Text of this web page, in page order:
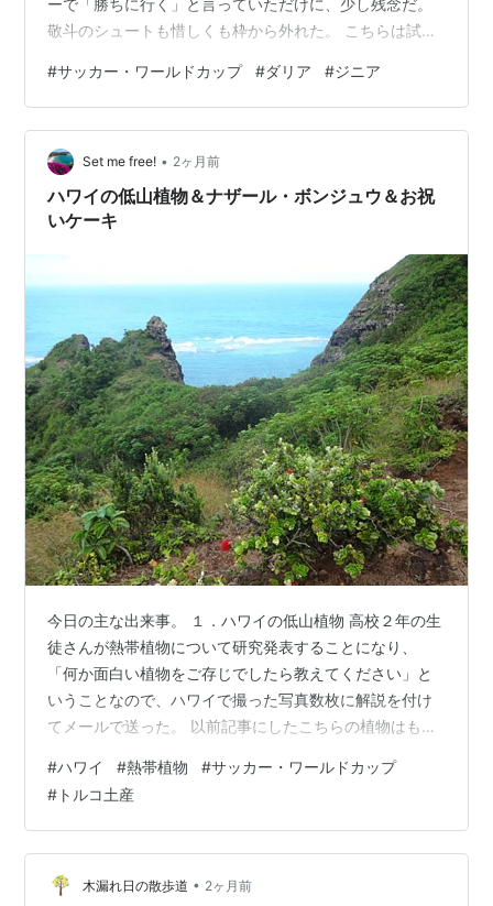
ーで「勝ちに行く」と言っていただけに、少し残念だ。
敬斗のシュートも惜しくも枠から外れた。 こちらは試合
の対戦相手はCグループ１位のブラジル。う～ん、いきな
りかあ。勝てないとは決して言わないけれど、簡単に勝
てるチームではないのは明らか。 試合開始は日本時間の
３０日（火）の深夜２時！朝型人間のわたしにはこのタ
イミングきつすぎる～。２９日は塾の仕事が終わって帰
宅するのは夜の９時近く。それから急いでシ…
#サッカー・ワールドカップ #ダリア #ジニア
Set me free! • 2ヶ月前
ハワイの低山植物＆ナザール・ボンジュウ＆お祝
いケーキ
今日の主な出来事。 １．ハワイの低山植物 高校２年の生
徒さんが熱帯植物について研究発表することになり、
「何か面白い植物をご存じでしたら教えてください」と
いうことなので、ハワイで撮った写真数枚に解説を付け
てメールで送った。 以前記事にしたこちらの植物はもち
グライオン・ハイキングで見つけた植物の写真も送っ
た。 まずは、オクトパス・ツリー。 オーストラリアおよ
びニューギニア原産で、ウコギ科シェフレラ属の常緑中
高木。樹上で放射状に飛び出した棒状の枝（総状花序）
に無数の暗赤色の小花を蛸のイボのように付ける姿が蛸
#ハワイ #熱帯植物 #サッカー・ワールドカップ
# トルコ土産
木漏れ日の散歩道 • 2ヶ月前